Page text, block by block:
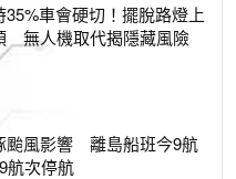
35%車會硬切！擺脫路燈上
無人機取代揭隱藏風險
颱風影響 離島船班今9航
航次停航